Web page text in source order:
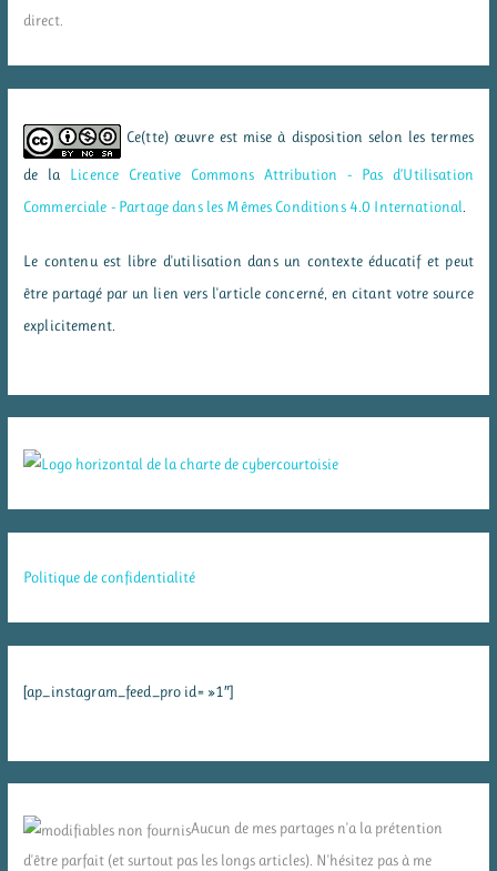
direct.
Ce(tte) œuvre est mise à disposition selon les termes
de la Licence Creative Commons Attribution - Pas d’Utilisation
Commerciale - Partage dans les Mêmes Conditions 4.0 International
Le contenu est libre d'utilisation dans un contexte éducatif et peut
être partagé par un lien vers l'article concerné, en citant votre source
explicitement.
Politique de confidentialité
[ap_instagram_feed_pro id= »1″]
Aucun de mes partages n'a la prétention
d'être parfait (et surtout pas les longs articles). N'hésitez pas à me